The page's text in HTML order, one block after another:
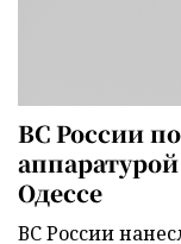
ВС России
Одессе
ВС России